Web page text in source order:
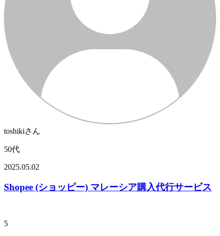
toshikiさん
50代
2025.05.02
Shopee (ショッピー) マレーシア購入代行サービス
5